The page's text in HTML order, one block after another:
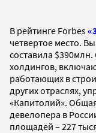
В рейтинге Forbes
четвертое место.
составила
холдингов,
работающих в
других отраслях,
«Капитолий».
девелопера в
площадей – 227